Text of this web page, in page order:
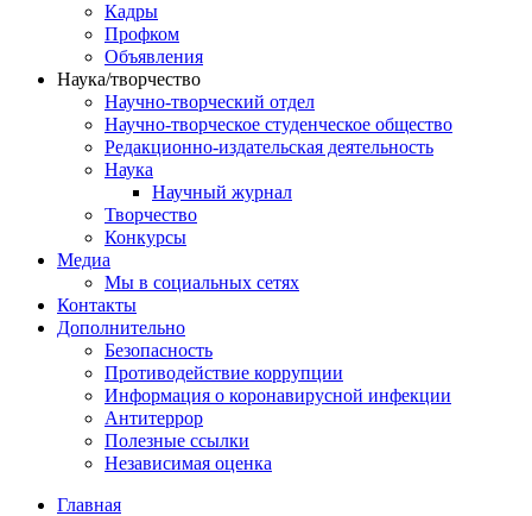
Кадры
Профком
Объявления
Наука/творчество
Научно-творческий отдел
Научно-творческое студенческое общество
Редакционно-издательская деятельность
Наука
Научный журнал
Творчество
Конкурсы
Медиа
Мы в социальных сетях
Контакты
Дополнительно
Безопасность
Противодействие коррупции
Информация о коронавирусной инфекции
Антитеррор
Полезные ссылки
Независимая оценка
Главная